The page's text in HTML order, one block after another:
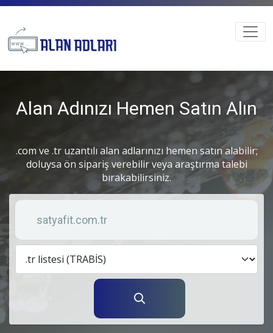
Alan Adınızı Hemen Satın Alın
.com ve .tr uzantılı alan adlarınızı hemen satın alabilir;
doluysa ön sipariş verebilir veya araştırma talebi
bırakabilirsiniz.
Anahtar kelime